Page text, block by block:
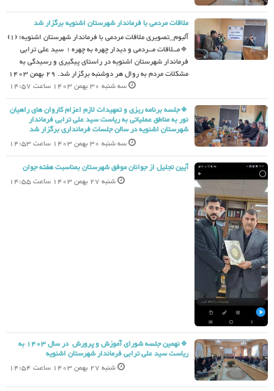
ملاقات مردمی با فرماندار شهرستان اشنویه برگزار شد
آلبوم_تصویری ملاقات مردمی با فرماندار شهرستان اشنویه؛ (1)
🔹مــلاقات مــردمی و دیدار چهره به چهره ؛ سید علی ترابی
فرماندار شهرستان اشنویه در راستای پیگیری و رسیدگی به
مشکلات مردم به روال هر دوشنبه برگزار شد. 29 بهمن 1403
سه شنبه 30 بهمن 1403 ساعت 14:57
🔹جلسه برنامه ریزی و تمهیدات لازم اعزام کاروان های راهیان
نور به مناطق عملیاتی به ریاست سید علی ترابی فرماندار
شهرستان اشنویه در سالن جلسات فرمانداری برگزار شد
سه شنبه 30 بهمن 1403 ساعت 14:53
آیین تجلیل از جوانان موفق شهرستان بمناسبت هفته جوان
شنبه 27 بهمن 1403 ساعت 14:55
🔹نهمین جلسه شورای آموزش و پرورش در سال 1403 به
ریاست سید علی ترابی فرماندار شهرستان اشنویه
شنبه 27 بهمن 1403 ساعت 14:54